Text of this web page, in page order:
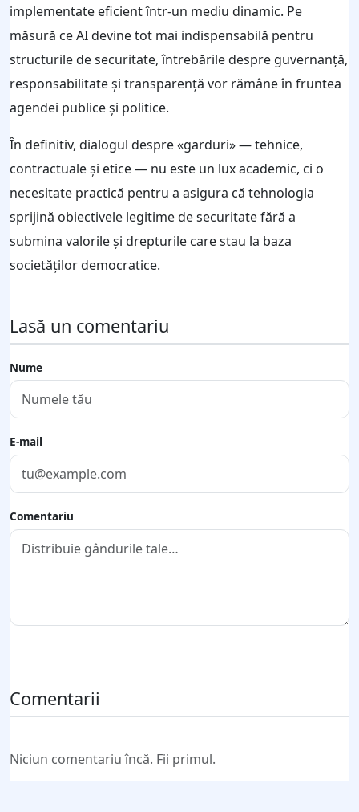
implementate eficient într‑un mediu dinamic. Pe
măsură ce AI devine tot mai indispensabilă pentru
structurile de securitate, întrebările despre guvernanță,
responsabilitate și transparență vor rămâne în fruntea
agendei publice și politice.
În definitiv, dialogul despre «garduri» — tehnice,
contractuale și etice — nu este un lux academic, ci o
necesitate practică pentru a asigura că tehnologia
sprijină obiectivele legitime de securitate fără a
submina valorile și drepturile care stau la baza
societăților democratice.
Lasă un comentariu
Nume
E-mail
Comentariu
Comentarii
Niciun comentariu încă. Fii primul.